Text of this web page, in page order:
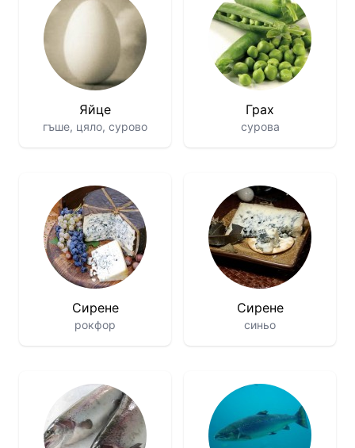
Яйце
гъше, цяло, сурово
Грах
сурова
Сирене
рокфор
Сирене
синьо